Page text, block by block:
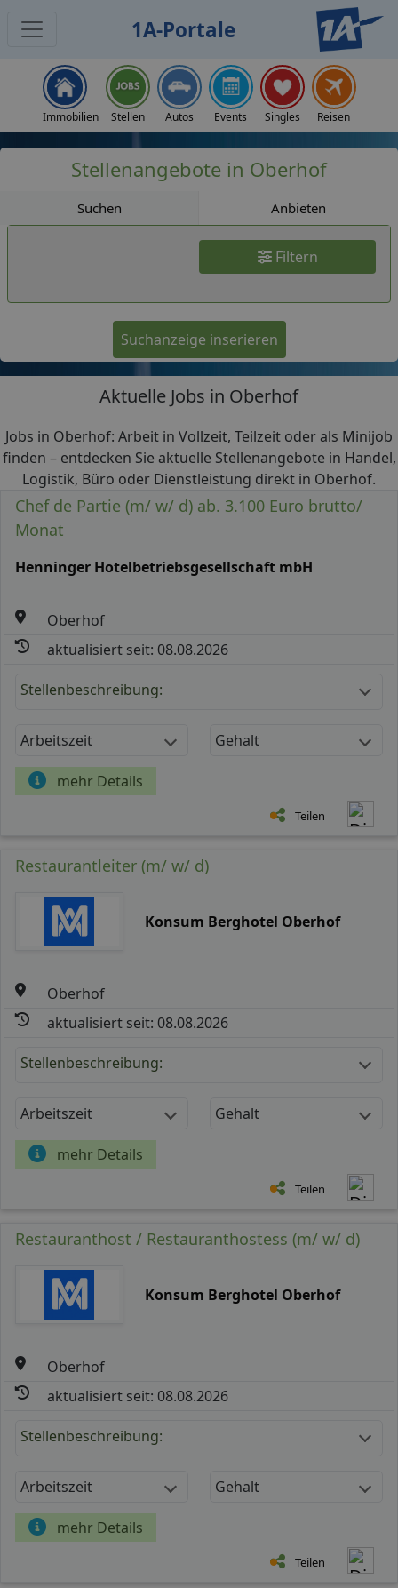
1A-Portale
Immobilien Stellen Autos Events Singles Reisen
Stellenangebote in Oberhof
Suchen Anbieten
Filtern
Suchanzeige inserieren
Aktuelle Jobs in Oberhof
Jobs in Oberhof: Arbeit in Vollzeit, Teilzeit oder als Minijob
finden – entdecken Sie aktuelle Stellenangebote in Handel,
Logistik, Büro oder Dienstleistung direkt in Oberhof.
Chef de Partie (m/ w/ d) ab. 3.100 Euro brutto/
Monat
Henninger Hotelbetriebsgesellschaft mbH
Oberhof
aktualisiert seit: 08.08.2026
Stellenbeschreibung:
Arbeitszeit Gehalt
mehr Details
Teilen
Restaurantleiter (m/ w/ d)
Konsum Berghotel Oberhof
Oberhof
aktualisiert seit: 08.08.2026
Stellenbeschreibung:
Arbeitszeit Gehalt
mehr Details
Teilen
Restauranthost / Restauranthostess (m/ w/ d)
Konsum Berghotel Oberhof
Oberhof
aktualisiert seit: 08.08.2026
Stellenbeschreibung:
Arbeitszeit Gehalt
mehr Details
Teilen